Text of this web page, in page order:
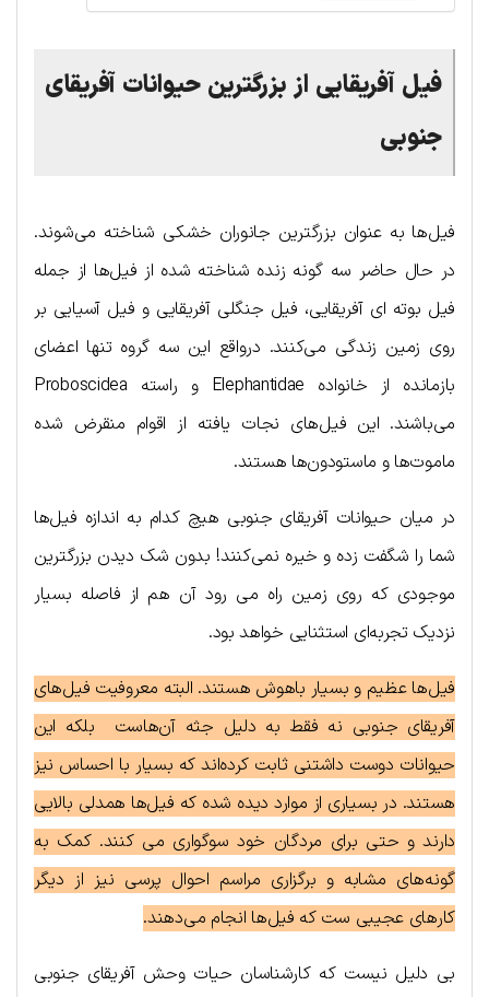
فیل آفریقایی از بزرگترین حیوانات آفریقای
جنوبی
فیل‌ها به عنوان بزرگترین جانوران خشکی شناخته می‌شوند.
در حال حاضر سه گونه زنده شناخته شده از فیل‌ها از جمله
فیل بوته ای آفریقایی، فیل جنگلی آفریقایی و فیل آسیایی بر
روی زمین زندگی می‌کنند. درواقع این سه گروه تنها اعضای
بازمانده از خانواده Elephantidae و راسته Proboscidea
می‌باشند. این فیل‌های نجات یافته از اقوام منقرض شده
ماموت‌ها و ماستودون‌ها هستند.
در میان حیوانات آفریقای جنوبی هیچ کدام به اندازه فیل‌ها
شما را شگفت زده و خیره نمی‌کنند! بدون شک دیدن بزرگترین
موجودی که روی زمین راه می رود آن هم از فاصله بسیار
نزدیک تجربه‌ای استثنایی خواهد بود.
فیل‌ها عظیم و بسیار باهوش هستند. البته معروفیت فیل‌های
آفریقای جنوبی نه فقط به دلیل جثه آن‌هاست بلکه این
حیوانات دوست داشتنی ثابت کرده‌اند که بسیار با احساس نیز
هستند. در بسیاری از موارد دیده شده که فیل‌ها همدلی بالایی
دارند و حتی برای مردگان خود سوگواری می کنند. کمک به
گونه‌های مشابه و برگزاری مراسم احوال پرسی نیز از دیگر
کارهای عجیبی ست که فیل‌ها انجام می‌دهند.
بی دلیل نیست که کارشناسان حیات وحش آفریقای جنوبی